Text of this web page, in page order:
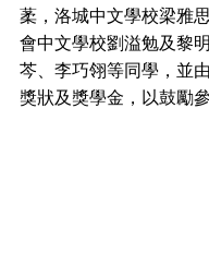
葇，洛城中文學校梁雅
會中文學校劉溢勉及黎
芩、李巧翎等同學，並
獎狀及獎學金，以鼓勵參